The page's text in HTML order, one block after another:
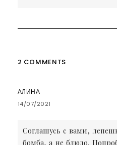
2 COMMENTS
АЛИНА
14/07/2021
Соглашусь с вами,
бомба, а не блюдо.